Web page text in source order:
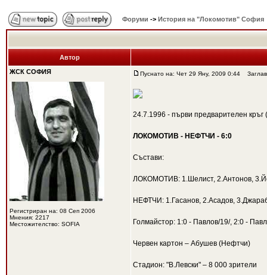
Форуми -> История на "Локомотив" София
Автор
ЖСК СОФИЯ
Регистриран на: 08 Сеп 2006
Мнения: 2217
Местожителство: SOFIA
Пуснато на: Чет 29 Яну, 2009 0:44
24.7.1996 - първи предварителен кръг
ЛОКОМОТИВ - НЕФТЧИ - 6:0
Състави:
ЛОКОМОТИВ: 1.Шелист, 2.Антонов,
НЕФТЧИ: 1.Гасанов, 2.Асадов,
Голмайстор: 1:0 - Павлов/19/, 2:0 -
Червен картон – Абушев (Нефтчи)
Стадион: "В.Левски" – 8 000 зрители